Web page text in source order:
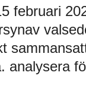
februari
analysera